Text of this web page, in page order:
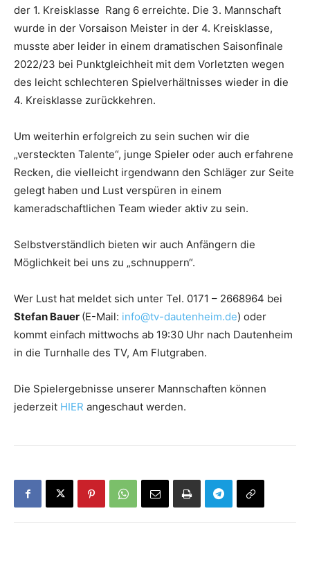
der 1. Kreisklasse Rang 6 erreichte. Die 3. Mannschaft
wurde in der Vorsaison Meister in der 4. Kreisklasse,
musste aber leider in einem dramatischen Saisonfinale
2022/23 bei Punktgleichheit mit dem Vorletzten wegen
des leicht schlechteren Spielverhältnisses wieder in die
4. Kreisklasse zurückkehren.
Um weiterhin erfolgreich zu sein suchen wir die
„versteckten Talente“, junge Spieler oder auch erfahrene
Recken, die vielleicht irgendwann den Schläger zur Seite
gelegt haben und Lust verspüren in einem
kameradschaftlichen Team wieder aktiv zu sein.
Selbstverständlich bieten wir auch Anfängern die
Möglichkeit bei uns zu „schnuppern“.
Wer Lust hat meldet sich unter Tel. 0171 – 2668964 bei
Stefan Bauer (E-Mail: info@tv-dautenheim.de) oder
kommt einfach mittwochs ab 19:30 Uhr nach Dautenheim
in die Turnhalle des TV, Am Flutgraben.
Die Spielergebnisse unserer Mannschaften können
jederzeit HIER angeschaut werden.